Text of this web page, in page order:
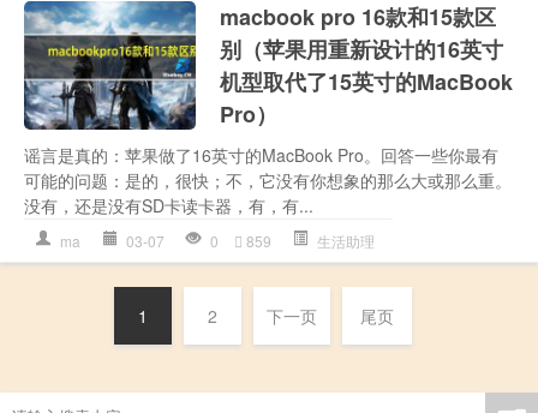
macbook pro 16款和15款区
别（苹果用重新设计的16英寸
机型取代了15英寸的MacBook
Pro）
谣言是真的：苹果做了16英寸的MacBook Pro。回答一些你最有
可能的问题：是的，很快；不，它没有你想象的那么大或那么重。
没有，还是没有SD卡读卡器，有，有...
ma 03-07 0 859 生活助理
1 2 下一页 尾页